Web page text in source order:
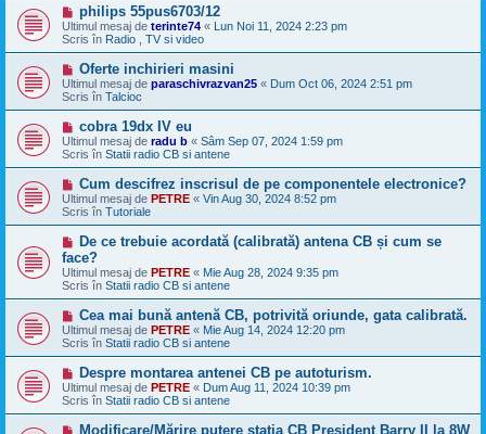
o
u
M
e
s
a
n
o
u
philips 55pus6703/12
Ultimul mesaj de terinte74 « Lun Noi 11, 2024 2:23 pm
Scris în Radio , TV si video
M
e
s
a
n
o
u
Oferte inchirieri masini
Ultimul mesaj de paraschivrazvan25 « Dum Oct 06, 2024 2:51 pm
Scris în Talcioc
M
e
s
a
n
o
u
cobra 19dx IV eu
Ultimul mesaj de radu b « Sâm Sep 07, 2024 1:59 pm
Scris în Statii radio CB si antene
M
e
s
a
n
o
u
Cum descifrez inscrisul de pe componentele electronice?
Ultimul mesaj de PETRE « Vin Aug 30, 2024 8:52 pm
Scris în Tutoriale
M
s
a
j
n
o
u
De ce trebuie acordată (calibrată) antena CB și cum se
face?
Ultimul mesaj de PETRE « Mie Aug 28, 2024 9:35 pm
Scris în Statii radio CB si antene
M
e
s
a
n
o
u
Cea mai bună antenă CB, potrivită oriunde, gata calibrată.
Ultimul mesaj de PETRE « Mie Aug 14, 2024 12:20 pm
Scris în Statii radio CB si antene
M
e
s
a
Despre montarea antenei CB pe autoturism.
Ultimul mesaj de PETRE « Dum Aug 11, 2024 10:39 pm
Scris în Statii radio CB si antene
M
Modificare/Mărire putere statia CB President Barry II la 8W